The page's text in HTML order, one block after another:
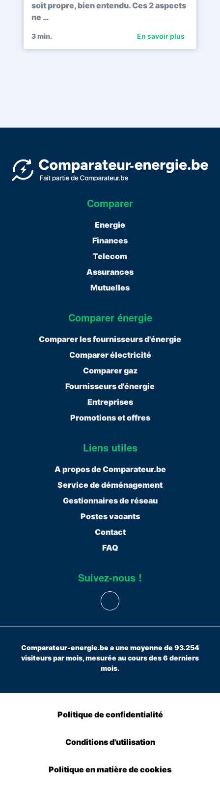
soit propre, bien entendu. Ces 2 aspects
ne …
3min. En savoir plus
Comparer
Energie
Finances
Telecom
Assurances
Mutuelles
Comparer énergie
Comparer les fournisseurs d'énergie
Comparer électricité
Comparer gaz
Fournisseurs d'énergie
Entreprises
Promotions et offres
Liens utiles
A propos de Comparateur.be
Service de déménagement
Gestionnaires de réseau
Postes vacants
Contact
FAQ
Suivez-nous !
Comparateur-energie.be a une moyenne de 93.254
visiteurs par mois, mesurée au cours des 6 derniers
mois.
Politique de confidentialité
Conditions d'utilisation
Politique en matière de cookies